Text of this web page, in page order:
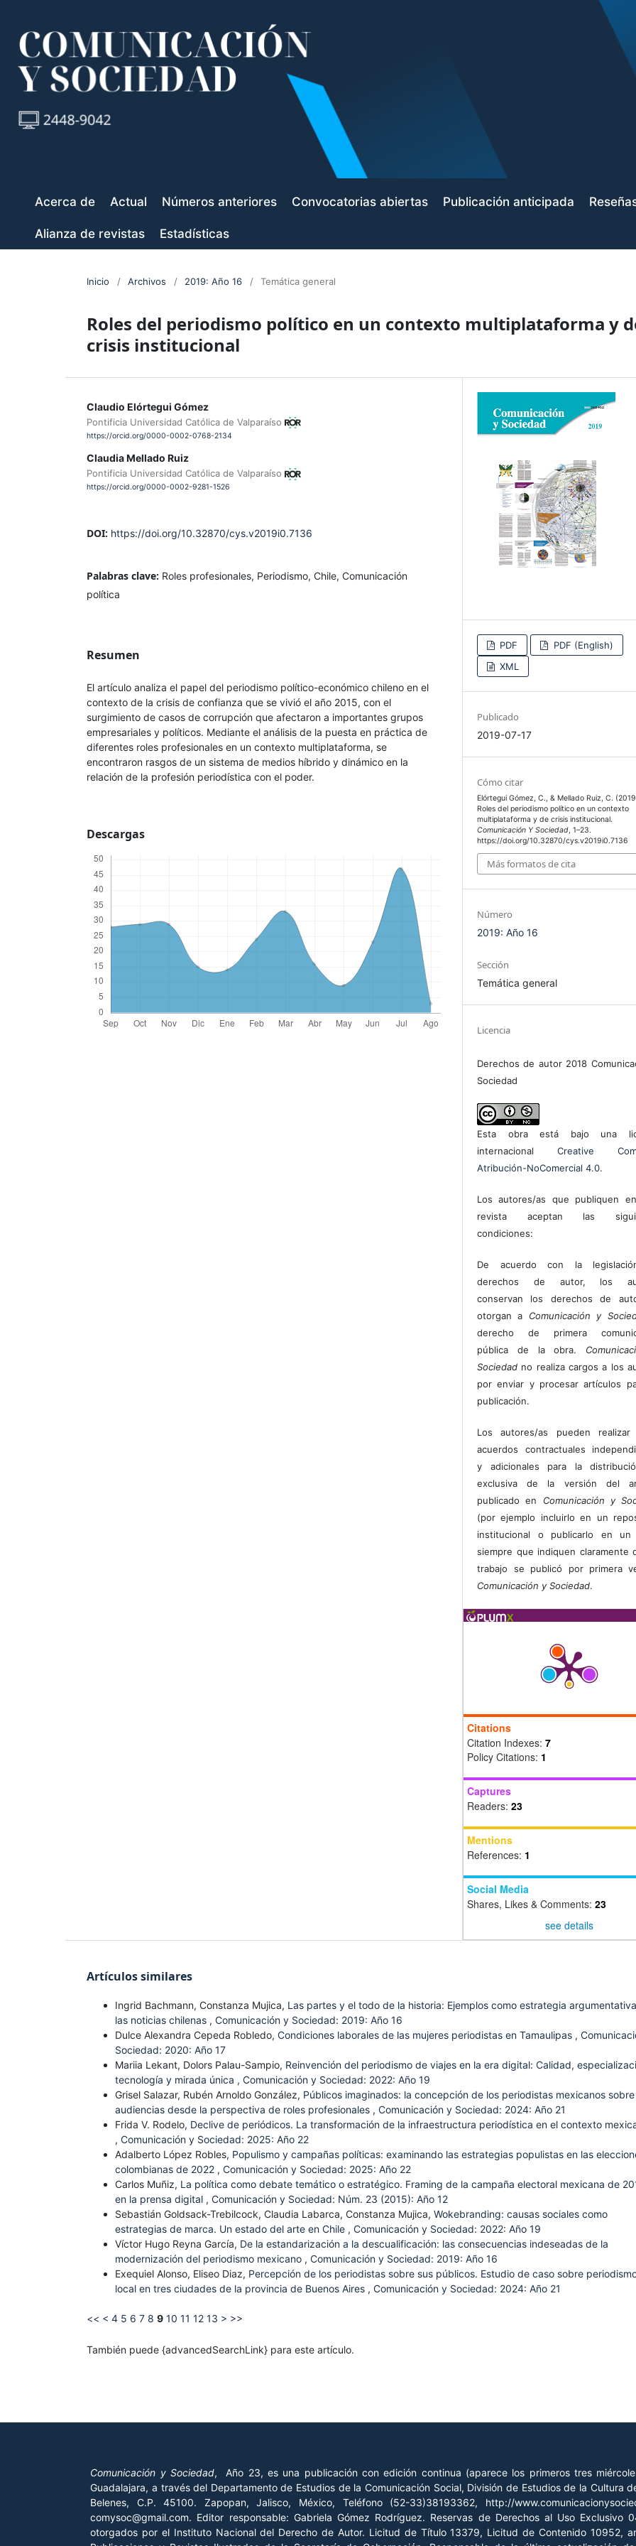
Acerca de Actual Números anteriores Convocatorias abiertas Publicación anticipada
Alianza de revistas Estadísticas
Inicio / Archivos / 2019: Año 16 / Temática general
Roles del periodismo político en un contexto multiplataforma y
crisis institucional
Claudio Elórtegui Gómez
Pontificia Universidad Católica de Valparaíso
https://orcid.org/0000-0002-0768-2134
Claudia Mellado Ruiz
Pontificia Universidad Católica de Valparaíso
https://orcid.org/0000-0002-9281-1526
DOI: https://doi.org/10.32870/cys.v2019i0.7136
Palabras clave: Roles profesionales, Periodismo, Chile, Comunicación
política
Resumen
El artículo analiza el papel del periodismo político-económico chileno en el
contexto de la crisis de confianza que se vivió el año 2015, con el
surgimiento de casos de corrupción que afectaron a importantes grupos
empresariales y políticos. Mediante el análisis de la puesta en práctica de
diferentes roles profesionales en un contexto multiplataforma, se
encontraron rasgos de un sistema de medios híbrido y dinámico en la
relación de la profesión periodística con el poder.
Descargas
PDF
PDF (English)
XML
Publicado
2019-07-17
Cómo citar
Elórtegui Gómez, C., & Mellado Ruiz, C.
Roles del periodismo político en un contexto
multiplataforma y de crisis institucional.
Comunicación Y Sociedad, 1–23.
https://doi.org/10.32870/cys.v2019i0.7136
Más formatos de cita
Número
2019: Año 16
Sección
Temática general
Licencia
Derechos de autor 2018
Sociedad
Esta obra está bajo una
internacional Creative
Atribución-NoComercial 4.0.
Los autores/as que publiquen
revista aceptan las
condiciones:
De acuerdo con la
derechos de autor, los
conservan los derechos de
otorgan a Comunicación y
derecho de primera
pública de la obra.
Sociedad no realiza cargos a los
por enviar y procesar artículos
publicación.
Los autores/as pueden realizar
acuerdos contractuales
y adicionales para la
exclusiva de la versión del
publicado en Comunicación y
(por ejemplo incluirlo en un
institucional o publicarlo en un
siempre que indiquen claramente
trabajo se publicó por primera
Comunicación y Sociedad.
Citations
Citation Indexes: 7
Policy Citations: 1
Captures
Readers: 23
Mentions
References: 1
Social Media
Shares, Likes & Comments: 23
see details
Artículos similares
Ingrid Bachmann, Constanza Mujica, Las partes y el todo de la historia: Ejemplos como estrategia
las noticias chilenas , Comunicación y Sociedad: 2019: Año 16
Dulce Alexandra Cepeda Robledo, Condiciones laborales de las mujeres periodistas en Tamaulipas ,
Sociedad: 2020: Año 17
Mariia Lekant, Dolors Palau-Sampio, Reinvención del periodismo de viajes en la era digital: Calidad,
tecnología y mirada única , Comunicación y Sociedad: 2022: Año 19
Grisel Salazar, Rubén Arnoldo González, Públicos imaginados: la concepción de los periodistas mexicanos
audiencias desde la perspectiva de roles profesionales , Comunicación y Sociedad: 2024: Año 21
Frida V. Rodelo, Declive de periódicos. La transformación de la infraestructura periodística en el contexto
, Comunicación y Sociedad: 2025: Año 22
Adalberto López Robles, Populismo y campañas políticas: examinando las estrategias populistas en las
colombianas de 2022 , Comunicación y Sociedad: 2025: Año 22
Carlos Muñiz, La política como debate temático o estratégico. Framing de la campaña electoral mexicana de
en la prensa digital , Comunicación y Sociedad: Núm. 23 (2015): Año 12
Sebastián Goldsack-Trebilcock, Claudia Labarca, Constanza Mujica, Wokebranding: causas sociales como
estrategias de marca. Un estado del arte en Chile , Comunicación y Sociedad: 2022: Año 19
Víctor Hugo Reyna García, De la estandarización a la descualificación: las consecuencias indeseadas de la
modernización del periodismo mexicano , Comunicación y Sociedad: 2019: Año 16
Exequiel Alonso, Eliseo Diaz, Percepción de los periodistas sobre sus públicos. Estudio de caso sobre
local en tres ciudades de la provincia de Buenos Aires , Comunicación y Sociedad: 2024: Año 21
<< < 4 5 6 7 8 9 10 11 12 13 > >>
También puede {advancedSearchLink} para este artículo.
Comunicación y Sociedad, Año 23, es una publicación con edición continua (aparece los primeros tres
Guadalajara, a través del Departamento de Estudios de la Comunicación Social, División de Estudios de la Cultura
Belenes, C.P. 45100. Zapopan, Jalisco, México, Teléfono (52-33)38193362, http://
comysoc@gmail.com. Editor responsable: Gabriela Gómez Rodríguez. Reservas de Derechos al Uso
otorgados por el Instituto Nacional del Derecho de Autor. Licitud de Título 13379, Licitud de Contenido 10952,